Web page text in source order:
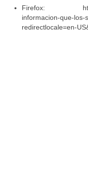
Firefox: http://
informacion-que-
redirectlocale=en-